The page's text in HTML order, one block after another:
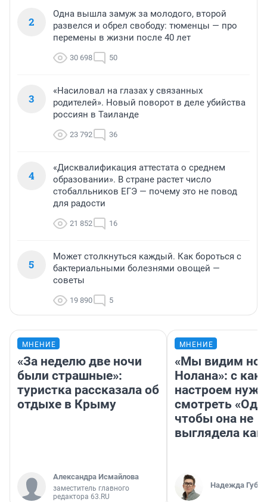
2
Одна вышла замуж за молодого, второй
развелся и обрел свободу: тюменцы — про
перемены в жизни после 40 лет
30 698 50
3
«Насиловал на глазах у связанных
родителей». Новый поворот в деле убийства
россиян в Таиланде
23 792 36
4
«Дисквалификация аттестата о среднем
образовании». В стране растет число
стобалльников ЕГЭ — почему это не повод
для радости
21 852 16
5
Может столкнуться каждый. Как бороться с
бактериальными болезнями овощей —
советы
19 890 5
МНЕНИЕ
«За неделю две ночи
были страшные»:
туристка рассказала об
отдыхе в Крыму
Александра Исмайлова
заместитель главного
редактора 63.RU
МНЕНИЕ
«Мы видим
Нолана»: с
настроем
смотреть
чтобы она не
выглядела как
Надежда